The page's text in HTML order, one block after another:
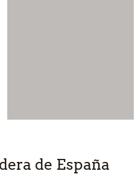
de España